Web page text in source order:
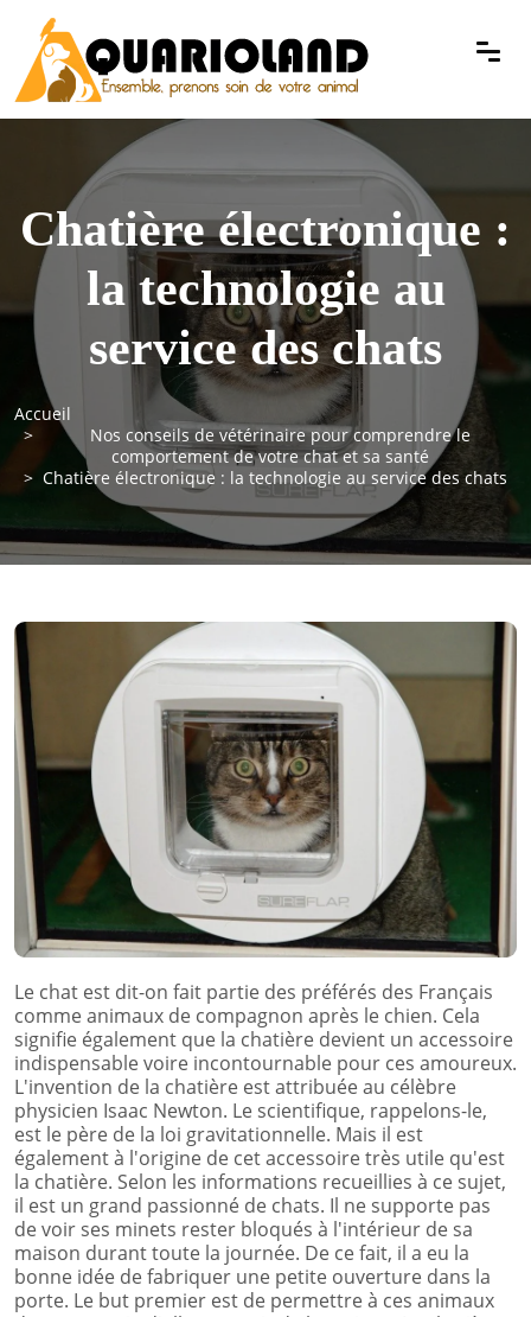
Chatière électronique :
la technologie au
service des chats
Accueil
Nos conseils de vétérinaire pour comprendre le
comportement de votre chat et sa santé
Chatière électronique : la technologie au service des chats
Le chat est dit-on fait partie des préférés des Français
comme animaux de compagnon après le chien. Cela
signifie également que la chatière devient un accessoire
indispensable voire incontournable pour ces amoureux.
L'invention de la chatière est attribuée au célèbre
physicien Isaac Newton. Le scientifique, rappelons-le,
est le père de la loi gravitationnelle. Mais il est
également à l'origine de cet accessoire très utile qu'est
la chatière. Selon les informations recueillies à ce sujet,
il est un grand passionné de chats. Il ne supporte pas
de voir ses minets rester bloqués à l'intérieur de sa
maison durant toute la journée. De ce fait, il a eu la
bonne idée de fabriquer une petite ouverture dans la
porte. Le but premier est de permettre à ces animaux